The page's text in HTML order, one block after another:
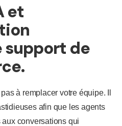
et
support de
à remplacer votre équipe. Il
afin que les agents
conversations qui